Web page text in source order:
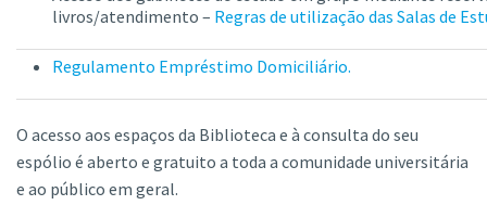
livros/atendimento – Regras de utilização das Salas de
Regulamento Empréstimo Domiciliário.
O acesso aos espaços da Biblioteca e à consulta do seu
espólio é aberto e gratuito a toda a comunidade universitária
e ao público em geral.